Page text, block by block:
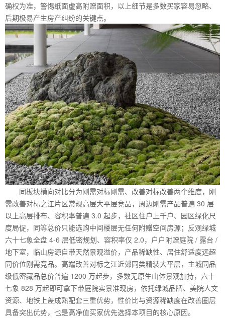
确权为准，警惕纸面虚高附赠面积，以上细节是多数买家容易忽略、
后期极易产生房产纠纷的关键点。
同板块横向对比分为刚需对标刚需、改善对标改善两个维度，刚
需改善对标之江片区常规高层大平层竞品，周边刚需产品普遍 30 层
以上高层排布、容积率普遍 3.0 起步，社区住户上千户、园区绿化尺
度局促，同等总价只能选购中间楼层无任何附赠空间房源；反观绿城
六十七象全盘 4-6 层低密规划、容积率仅 2.0，户户附赠庭院 / 露台 /
地下室，临山房源自带天然景观溢价，产品稀缺性、居住舒适度远超
同价位刚需竞品。高端改善对标之江近郊同类精装大平层，主城同品
级低密藏品总价普遍 1200 万起步，多数无原生山体景观加持，六十
七象 828 万起即可拿下带庭院实景准现房，依托绿城品牌、美院人文
资源、地铁上盖成熟配套三重优势，性价比与资源稀缺度在改善圈层
具备突出优势，也是高净值买家优先选择本项目的核心原因。